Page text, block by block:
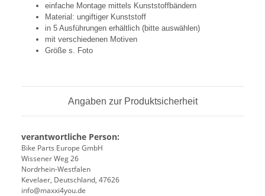
einfache Montage mittels Kunststoffbändern
Material: ungiftiger Kunststoff
in 5 Ausführungen erhältlich (bitte auswählen)
mit verschiedenen Motiven
Größe s. Foto
Angaben zur Produktsicherheit
verantwortliche Person:
Bike Parts Europe GmbH
Wissener Weg 26
Nordrhein-Westfalen
Kevelaer, Deutschland, 47626
info@maxxi4you.de